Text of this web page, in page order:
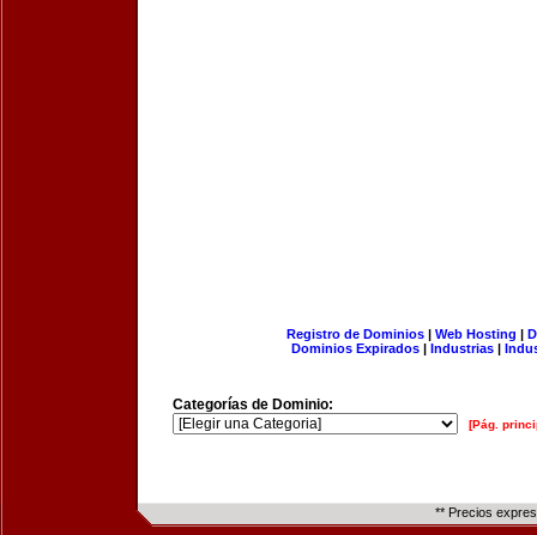
Registro de Dominios| Web Hosting |
Dominios Expirados | Industrias |
Categorías de Dominio:
[Pág.
** Precios